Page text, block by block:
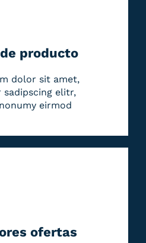
producto
dolor sit amet,
sadipscing elitr,
eirmod
ofertas